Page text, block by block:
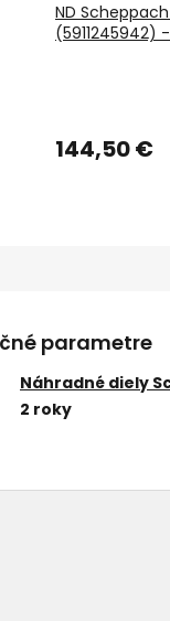
ND
(5911245942)
144,50 €
parametre
Náhradné diely
2 roky